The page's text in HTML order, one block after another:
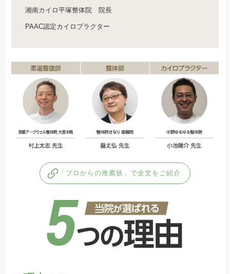
湘南カイロ平塚整体院 院長
PAAC認定カイロプラクター
「プロからの推薦状」で全文をご紹介